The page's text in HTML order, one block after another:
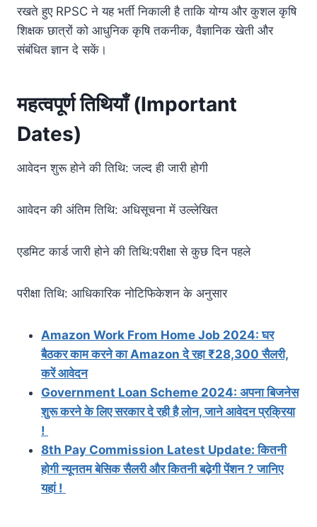
रखते हुए RPSC ने यह भर्ती निकाली है ताकि योग्य और कुशल कृषि
शिक्षक छात्रों को आधुनिक कृषि तकनीक, वैज्ञानिक खेती और
संबंधित ज्ञान दे सकें।
महत्वपूर्ण तिथियाँ (Important
Dates)
आवेदन शुरू होने की तिथि: जल्द ही जारी होगी
आवेदन की अंतिम तिथि: अधिसूचना में उल्लेखित
एडमिट कार्ड जारी होने की तिथि:परीक्षा से कुछ दिन पहले
परीक्षा तिथि: आधिकारिक नोटिफिकेशन के अनुसार
Amazon Work From Home Job 2024: घर
बैठकर काम करने का Amazon दे रहा ₹28,300 सैलरी,
करें आवेदन
Government Loan Scheme 2024: अपना बिजनेस
शुरू करने के लिए सरकार दे रही है लोन, जाने आवेदन प्रक्रिया
!
8th Pay Commission Latest Update: कितनी
होगी न्यूनतम बेसिक सैलरी और कितनी बढ़ेगी पेंशन ? जानिए
यहां !